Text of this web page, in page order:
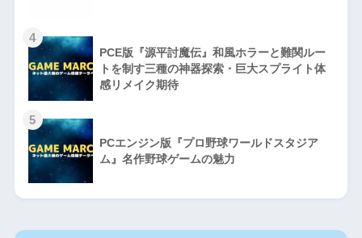
4
PCE版『源平討魔伝』和風ホラーと難関ルー
トを制す三種の神器探索・巨大スプライト体
感リメイク期待
5
PCエンジン版『プロ野球ワールドスタジア
ム』名作野球ゲームの魅力